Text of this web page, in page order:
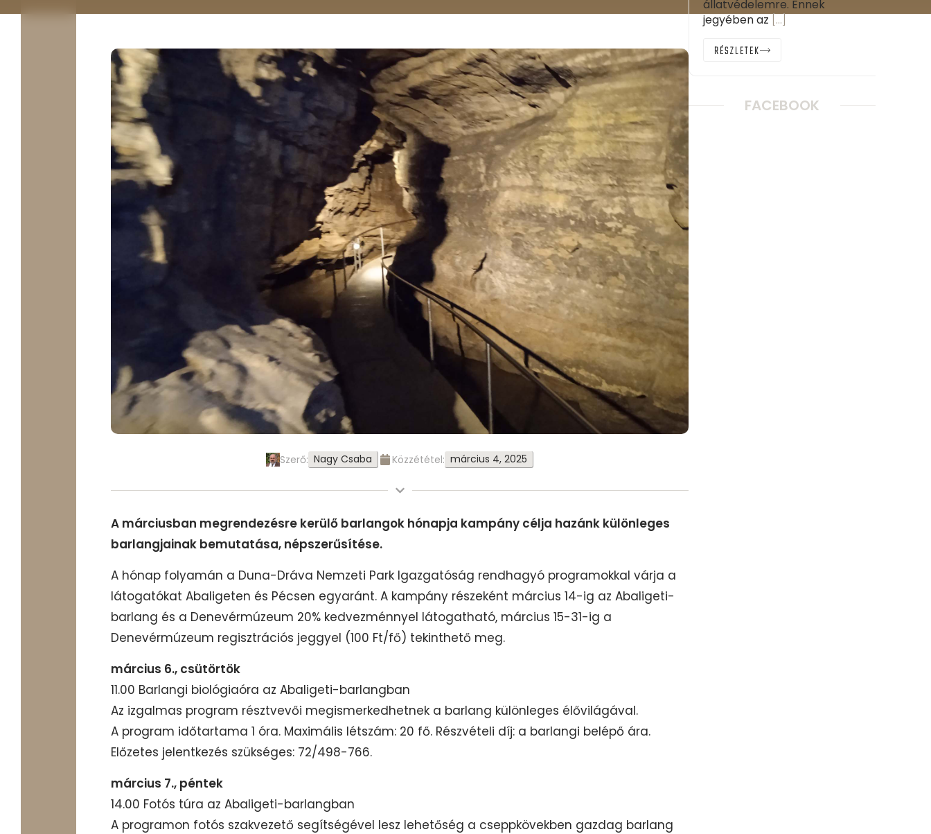
Szerő: Nagy Csaba Közzététel: március 4, 2025
A márciusban megrendezésre kerülő barlangok hónapja kampány célja hazánk különleges
barlangjainak bemutatása, népszerűsítése.
A hónap folyamán a Duna-Dráva Nemzeti Park Igazgatóság rendhagyó programokkal várja a
látogatókat Abaligeten és Pécsen egyaránt. A kampány részeként március 14-ig az Abaligeti-
barlang és a Denevérmúzeum 20% kedvezménnyel látogatható, március 15-31-ig a
Denevérmúzeum regisztrációs jeggyel (100 Ft/fő) tekinthető meg.
március 6., csütörtök
11.00 Barlangi biológiaóra az Abaligeti-barlangban
Az izgalmas program résztvevői megismerkedhetnek a barlang különleges élővilágával.
A program időtartama 1 óra. Maximális létszám: 20 fő. Részvételi díj: a barlangi belépő ára.
Előzetes jelentkezés szükséges: 72/498-766.
március 7., péntek
14.00 Fotós túra az Abaligeti-barlangban
A programon fotós szakvezető segítségével lesz lehetőség a cseppkövekben gazdag barlang
állatvédelemre. Ennek
jegyében az […]
RÉSZLETEK
FACEBOOK